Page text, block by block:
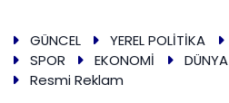
GÜNCEL YEREL POLİTİKA
SPOR
EKONOMİ DÜNYA
Resmi Reklam